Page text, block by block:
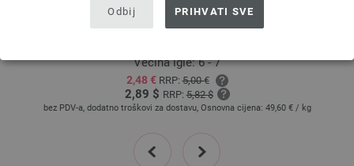
Odbij PRIHVATI SVE
SUPERBINGO
100 % Djevicavuna Merino
Većina igle: 6 - 7
2,48 € RRP:5,00 €
2,89 $ RRP:5,82 $
bez PDV-a, dodatno troškovi za dostavu, Osnovna cijena: 49,60 € / kg
prev next